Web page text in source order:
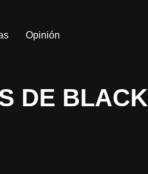
Opinión
DE BLACK